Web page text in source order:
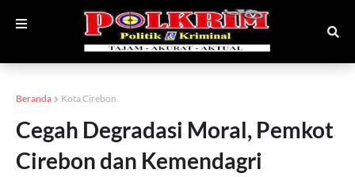
Beranda Kota Cirebon
Cegah Degradasi Moral, Pemkot
Cirebon dan Kemendagri